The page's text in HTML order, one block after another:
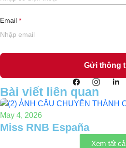
Email
Bài viết liên quan
May 4, 2026
Miss RNB España
Xem tất cả